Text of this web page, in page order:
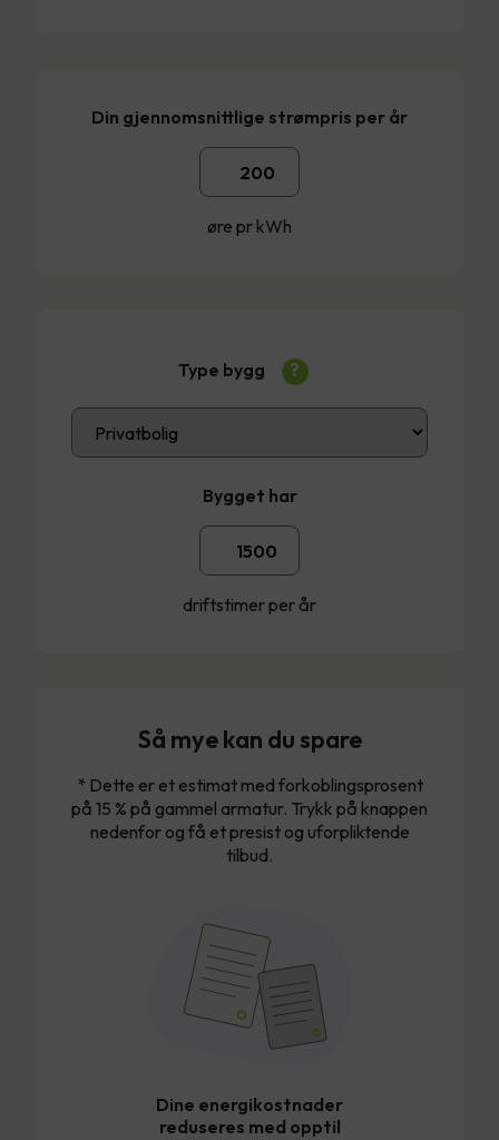
Din gjennomsnittlige strømpris per år
øre pr kWh
Type bygg ?
Bygget har
driftstimer per år
Så mye kan du spare
* Dette er et estimat med forkoblingsprosent
på 15 % på gammel armatur. Trykk på knappen
nedenfor og få et presist og uforpliktende
tilbud.
Dine energikostnader
reduseres med opptil